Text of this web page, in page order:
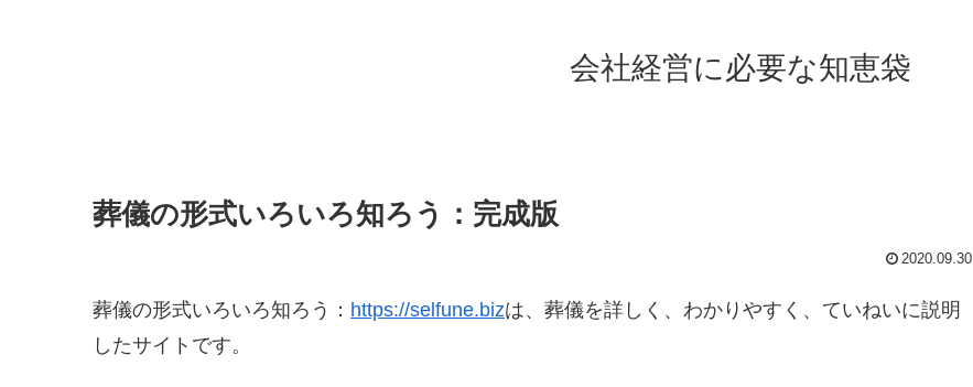
会社経営に必要な知恵袋
葬儀の形式いろいろ知ろう：完成版
2020.09.30
葬儀の形式いろいろ知ろう： https://selfune.bizは、葬儀を詳しく、わかりやすく、ていねいに説明
したサイトです。